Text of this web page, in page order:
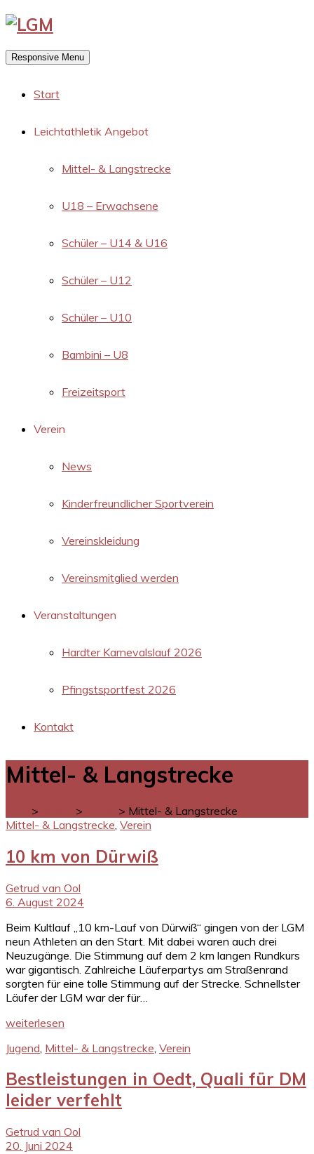
Responsive Menu
Start
Leichtathletik Angebot
Mittel- & Langstrecke
U18 – Erwachsene
Schüler – U14 & U16
Schüler – U12
Schüler – U10
Bambini – U8
Freizeitsport
Verein
News
Kinderfreundlicher Sportverein
Vereinskleidung
Vereinsmitglied werden
Veranstaltungen
Hardter Karnevalslauf 2026
Pfingstsportfest 2026
Kontakt
Mittel- & Langstrecke
> > > Mittel- & Langstrecke
Mittel- & Langstrecke Verein
10 km von Dürwiß
Getrud van Ool
6. August 2024
Beim Kultlauf „10 km-Lauf von Dürwiß“ gingen von der LGM
neun Athleten an den Start. Mit dabei waren auch drei
Neuzugänge. Die Stimmung auf dem 2 km langen Rundkurs
war gigantisch. Zahlreiche Läuferpartys am Straßenrand
sorgten für eine tolle Stimmung auf der Strecke. Schnellster
Läufer der LGM war der für…
weiterlesen
Jugend Mittel- & Langstrecke Verein
Bestleistungen in Oedt, Quali für DM
leider verfehlt
Getrud van Ool
20. Juni 2024